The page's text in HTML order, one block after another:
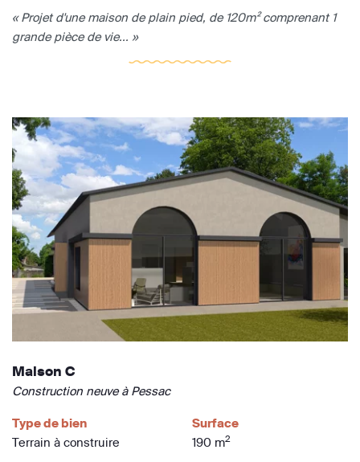
« Projet d'une maison de plain pied, de 120m² comprenant 1
grande pièce de vie... »
Maison C
Construction neuve à Pessac
Type de bien
Terrain à construire
Surface
190 m2